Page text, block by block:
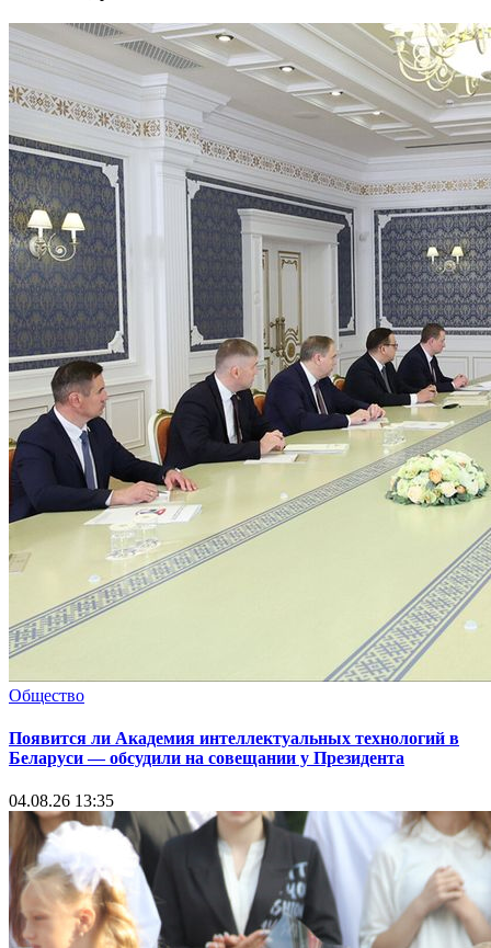
Общество
Появится ли Академия интеллектуальных технологий в
Беларуси — обсудили на совещании у Президента
04.08.26 13:35